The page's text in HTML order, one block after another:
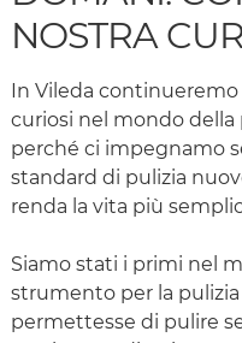
NOSTRA
In Vileda continueremo
curiosi nel mondo della
perché ci impegnamo
standard di pulizia
renda la vita più
Siamo stati i primi nel
strumento per la
permettesse di pulire